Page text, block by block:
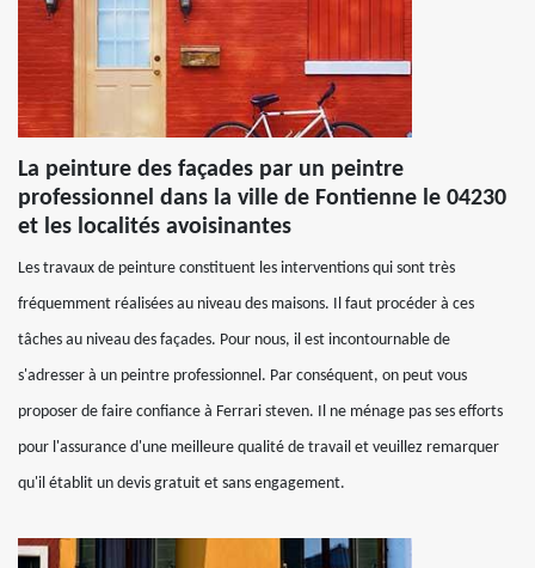
La peinture des façades par un peintre
professionnel dans la ville de Fontienne le 04230
et les localités avoisinantes
Les travaux de peinture constituent les interventions qui sont très
fréquemment réalisées au niveau des maisons. Il faut procéder à ces
tâches au niveau des façades. Pour nous, il est incontournable de
s'adresser à un peintre professionnel. Par conséquent, on peut vous
proposer de faire confiance à Ferrari steven. Il ne ménage pas ses efforts
pour l'assurance d'une meilleure qualité de travail et veuillez remarquer
qu'il établit un devis gratuit et sans engagement.